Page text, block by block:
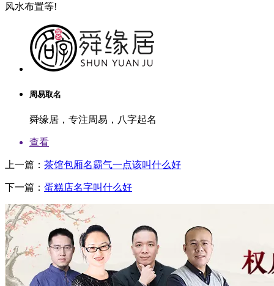
风水布置等!
周易取名
舜缘居，专注周易，八字起名
查看
上一篇： 茶馆包厢名霸气一点该叫什么好
下一篇： 蛋糕店名字叫什么好